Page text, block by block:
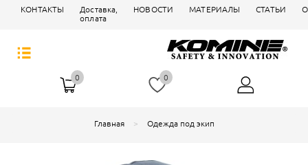
КОНТАКТЫ
Доставка,
оплата
НОВОСТИ МАТЕРИАЛЫ СТАТЬИ
0 0
Главная Одежда под экип